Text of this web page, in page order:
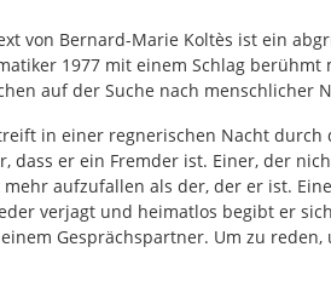
von Bernard-Marie Koltès ist ein
1977 mit einem Schlag berühmt
auf der Suche nach menschlicher
in einer regnerischen Nacht
dass er ein Fremder ist. Einer, der
aufzufallen als der, der er ist.
verjagt und heimatlos begibt er
Gesprächspartner. Um zu